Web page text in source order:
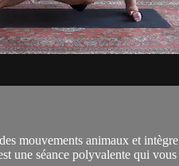
mouvements animaux et
une séance polyvalente qui